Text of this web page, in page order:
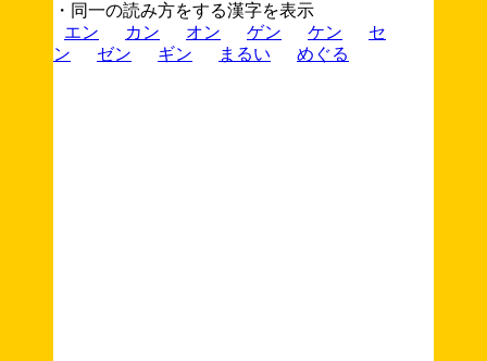
・同一の読み方をする漢字を表示
エン
カン オン ゲン ケン
セ
ン
ゼン ギン まるい めぐる